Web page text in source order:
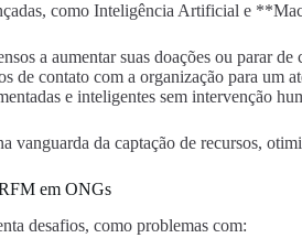
como Inteligência Artificial e
a aumentar suas doações ou parar de
de contato com a organização para um
e inteligentes sem intervenção
vanguarda da captação de recursos,
em ONGs
desafios, como problemas com: